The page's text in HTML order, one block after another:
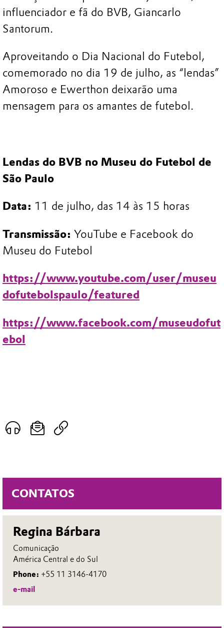
CONTATOS
Regina Bárbara
Comunicação
América Central e do Sul
Phone: +55 11 3146-4170
e-mail
influenciador e fã do BVB, Giancarlo
Santorum.
Aproveitando o Dia Nacional do Futebol,
comemorado no dia 19 de julho, as “lendas”
Amoroso e Ewerthon deixarão uma
mensagem para os amantes de futebol.
Lendas do BVB no Museu do Futebol de
São Paulo
Data: 11 de julho, das 14 às 15 horas
Transmissão: YouTube e Facebook do
Museu do Futebol
https://www.youtube.com/user/museu
dofutebolspaulo/featured
https://www.facebook.com/museudofut
ebol